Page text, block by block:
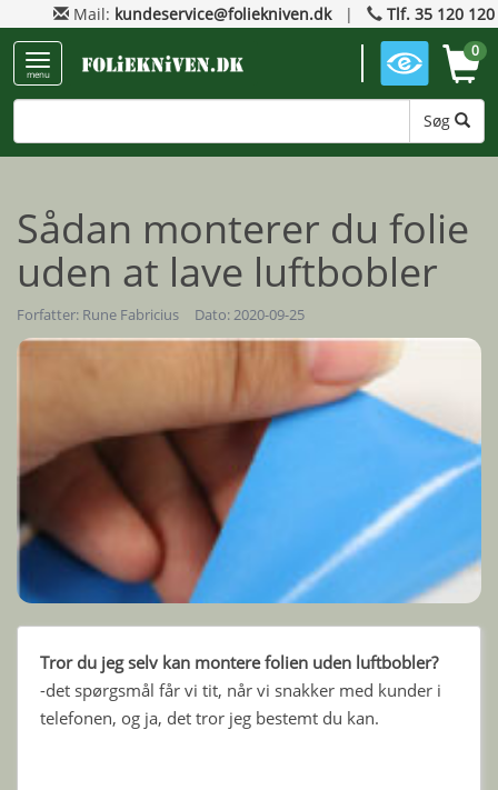
Mail: kundeservice@foliekniven.dk| Tlf. 35 120 120
menu
Søg
0
Sådan monterer du folie
uden at lave luftbobler
Forfatter: Rune Fabricius Dato: 2020-09-25
Tror du jeg selv kan montere folien uden luftbobler?
-det spørgsmål får vi tit, når vi snakker med kunder i
telefonen, og ja, det tror jeg bestemt du kan.